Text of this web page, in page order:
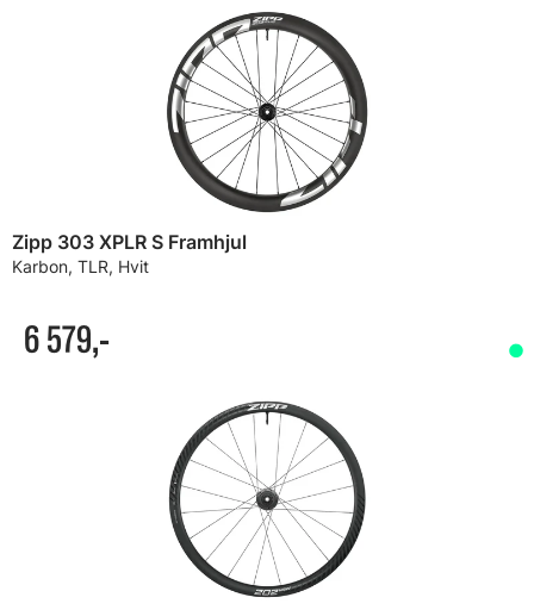
Zipp 303 XPLR S Framhjul
Karbon, TLR, Hvit
6 579,-